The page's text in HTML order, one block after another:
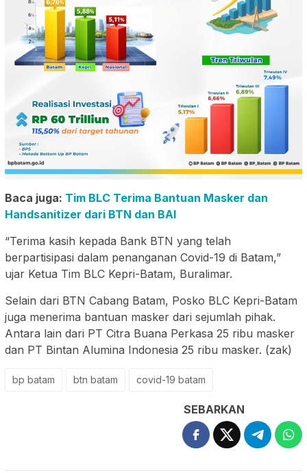
Baca juga: Tim BLC Terima Bantuan Masker dan
Handsanitizer dari BTN dan BAI
“Terima kasih kepada Bank BTN yang telah
berpartisipasi dalam penanganan Covid-19 di Batam,”
ujar Ketua Tim BLC Kepri-Batam, Buralimar.
Selain dari BTN Cabang Batam, Posko BLC Kepri-Batam
juga menerima bantuan masker dari sejumlah pihak.
Antara lain dari PT Citra Buana Perkasa 25 ribu masker
dan PT Bintan Alumina Indonesia 25 ribu masker. (zak)
bp batam btn batam covid-19 batam
SEBARKAN